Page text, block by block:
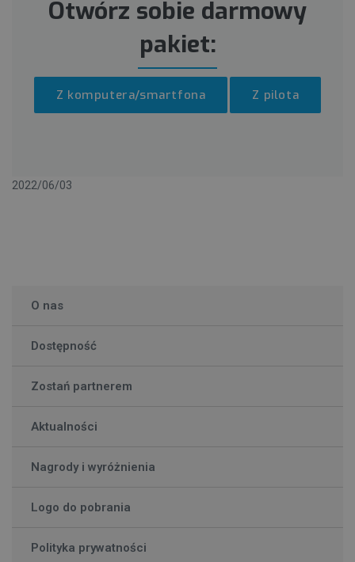
O nas
Dostępność
Zostań partnerem
Aktualności
Nagrody i wyróżnienia
Logo do pobrania
Polityka prywatności
Otwórz sobie darmowy
pakiet:
Z komputera/smartfona Z pilota
2022/06/03